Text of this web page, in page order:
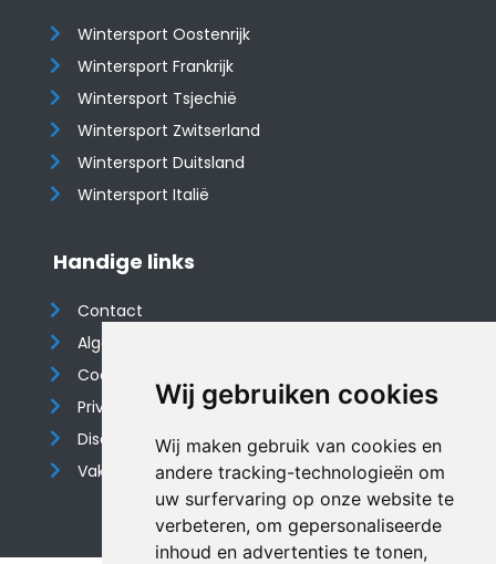
Wij gebruiken cookies
Wij maken gebruik van cookies en
andere tracking-technologieën om
uw surfervaring op onze website te
verbeteren, om gepersonaliseerde
inhoud en advertenties te tonen,
Wintersport Oostenrijk
Wintersport Frankrijk
Wintersport Tsjechië
Wintersport Zwitserland
Wintersport Duitsland
Wintersport Italië
Handige links
Contact
Algemene voorwaarden
Cookieverklaring
Privacyverklaring
Disclaimer
Vakantiehuis website